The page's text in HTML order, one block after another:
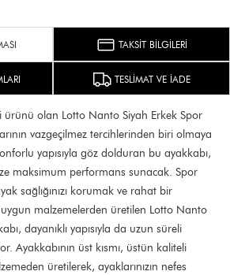
TAKSİT BİLGİLERİ
TESLİMAT VE İADE
ürünü olan Lotto Nanto Siyah Erkek Spor
vazgeçilmez tercihlerinden biri olmaya
yapısıyla göz dolduran bu ayakkabı,
maksimum performans sunacak. Spor
sağlığınızı korumak ve rahat bir
malzemelerden üretilen Lotto Nanto
dayanıklı yapısıyla da uzun süreli
Ayakkabının üst kısmı, üstün kaliteli
üretilerek, ayaklarınızın nefes